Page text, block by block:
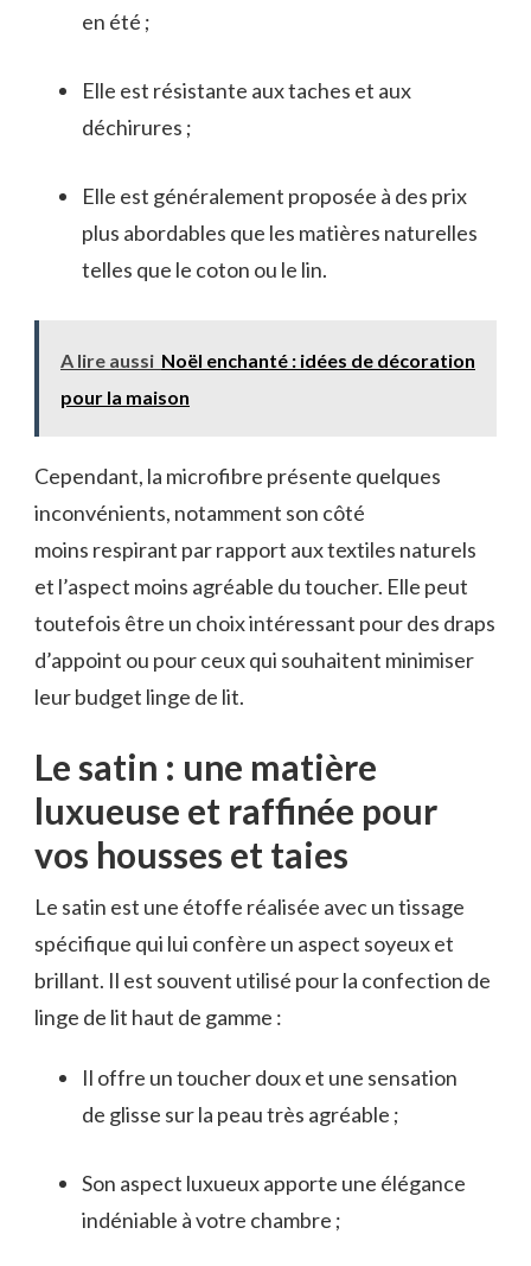
en été ;
Elle est résistante aux taches et aux
déchirures ;
Elle est généralement proposée à des prix
plus abordables que les matières naturelles
telles que le coton ou le lin.
A lire aussi Noël enchanté : idées de décoration
pour la maison
Cependant, la microfibre présente quelques
inconvénients, notamment son côté
moins respirant par rapport aux textiles naturels
et l’aspect moins agréable du toucher. Elle peut
toutefois être un choix intéressant pour des draps
d’appoint ou pour ceux qui souhaitent minimiser
leur budget linge de lit.
Le satin : une matière
luxueuse et raffinée pour
vos housses et taies
Le satin est une étoffe réalisée avec un tissage
spécifique qui lui confère un aspect soyeux et
brillant. Il est souvent utilisé pour la confection de
linge de lit haut de gamme :
Il offre un toucher doux et une sensation
de glisse sur la peau très agréable ;
Son aspect luxueux apporte une élégance
indéniable à votre chambre ;